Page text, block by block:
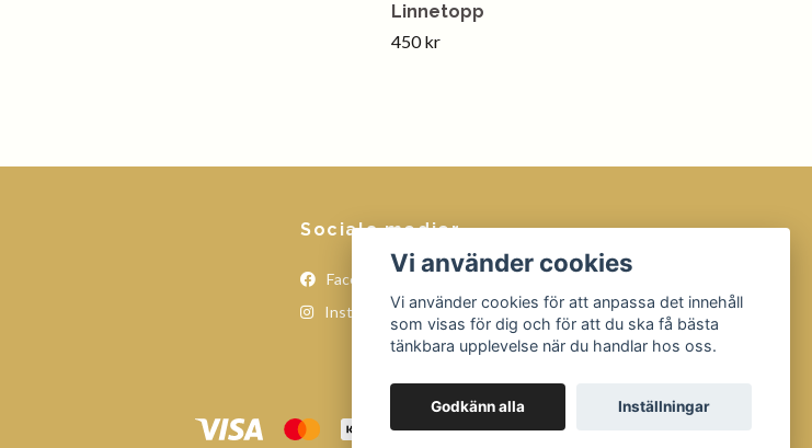
Linnetopp
450 kr
Sociala medier
Facebook
Instagram
Vi använder cookies
Vi använder cookies för att anpassa det innehåll
som visas för dig och för att du ska få bästa
tänkbara upplevelse när du handlar hos oss.
Godkänn alla Inställningar